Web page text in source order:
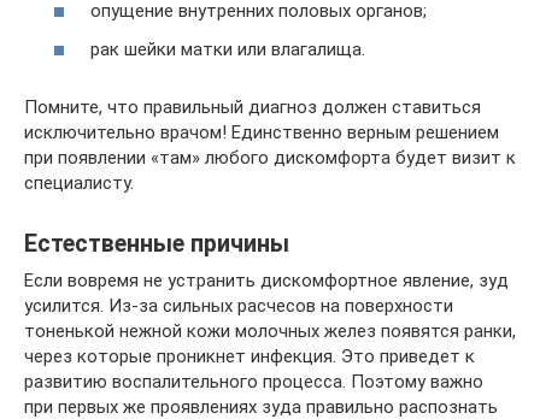
опущение внутренних половых органов;
рак шейки матки или влагалища.
Помните, что правильный диагноз должен ставиться
исключительно врачом! Единственно верным решением
при появлении «там» любого дискомфорта будет визит к
специалисту.
Естественные причины
Если вовремя не устранить дискомфортное явление, зуд
усилится. Из-за сильных расчесов на поверхности
тоненькой нежной кожи молочных желез появятся ранки,
через которые проникнет инфекция. Это приведет к
развитию воспалительного процесса. Поэтому важно
при первых же проявлениях зуда правильно распознать